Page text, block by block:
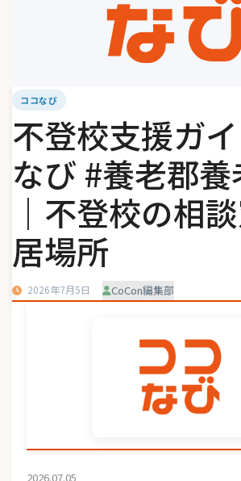
ココなび
不登校支援ガ
なび #養老郡
｜不登校の相
居場所
2026年7月5日 CoCon編集部
2026.07.05